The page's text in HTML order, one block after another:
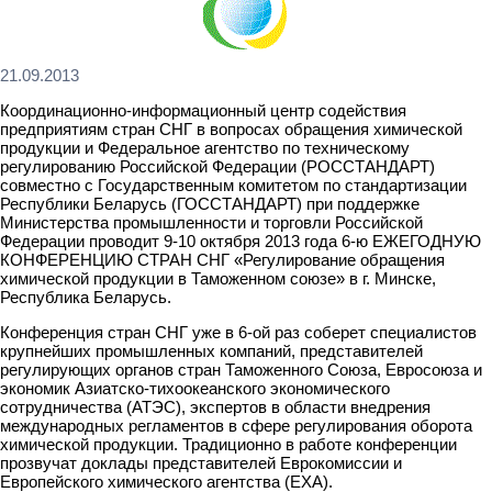
21.09.2013
Координационно-информационный центр содействия
предприятиям стран СНГ в вопросах обращения химической
продукции и Федеральное агентство по техническому
регулированию Российской Федерации (РОССТАНДАРТ)
совместно с Государственным комитетом по стандартизации
Республики Беларусь (ГОССТАНДАРТ) при поддержке
Министерства промышленности и торговли Российской
Федерации проводит 9-10 октября 2013 года 6-ю ЕЖЕГОДНУЮ
КОНФЕРЕНЦИЮ СТРАН СНГ «Регулирование обращения
химической продукции в Таможенном союзе» в г. Минске,
Республика Беларусь.
Конференция стран СНГ уже в 6-ой раз соберет специалистов
крупнейших промышленных компаний, представителей
регулирующих органов стран Таможенного Союза, Евросоюза и
экономик Азиатско-тихоокеанского экономического
сотрудничества (АТЭС), экспертов в области внедрения
международных регламентов в сфере регулирования оборота
химической продукции. Традиционно в работе конференции
прозвучат доклады представителей Еврокомиссии и
Европейского химического агентства (ЕХА).